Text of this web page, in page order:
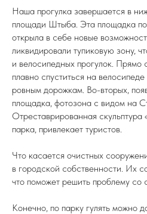
Наша прогулка завершается в
площади Штыба. Эта площадка
открыла в себе новые
ликвидировали тупиковую зону,
и велосипедных прогулок.
плавно спуститься на
ровным дорожкам. Во-вторых,
площадка, фотозона с видом на
Отреставрированная
парка, привлекает туристов.
Что касается очистных
в городской собственности. Их
что поможет решить проблему со
Конечно, по парку гулять можно